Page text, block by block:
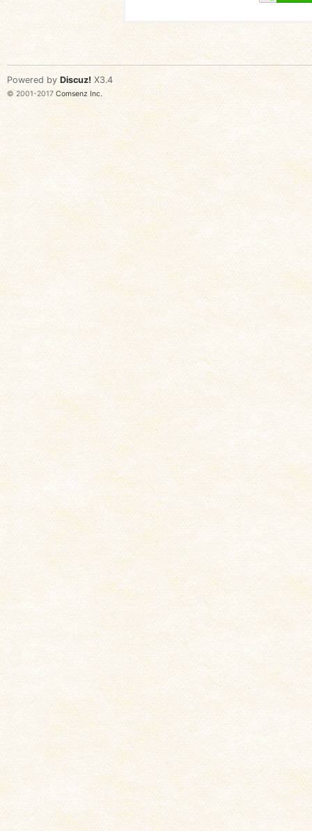
Powered by Discuz! X3.4
© 2001-2017 Comsenz Inc.